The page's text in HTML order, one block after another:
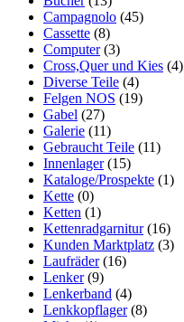
Campagnolo (45)
Cassette (8)
Computer (3)
Cross,Quer und Kies (4)
Diverse Teile (4)
Felgen NOS (19)
Gabel (27)
Galerie (11)
Gebraucht Teile (11)
Innenlager (15)
Kataloge/Prospekte (1)
Kette (0)
Ketten (1)
Kettenradgarnitur (16)
Kunden Marktplatz (3)
Laufräder (16)
Lenker (9)
Lenkerband (4)
Lenkkopflager (8)